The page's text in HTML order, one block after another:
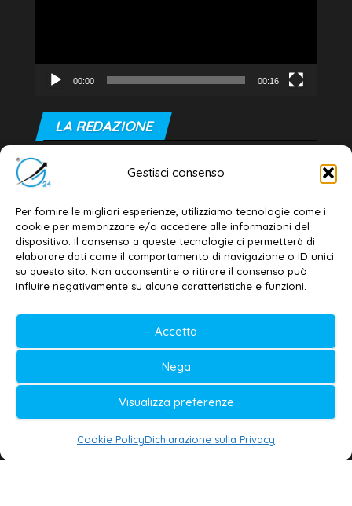
Gestisci consenso
Per fornire le migliori esperienze, utilizziamo tecnologie come i
cookie per memorizzare e/o accedere alle informazioni del
dispositivo. Il consenso a queste tecnologie ci permetterà di
elaborare dati come il comportamento di navigazione o ID unici
su questo sito. Non acconsentire o ritirare il consenso può
influire negativamente su alcune caratteristiche e funzioni.
Accetta
Nega
Visualizza preferenze
Cookie PolicyDichiarazione sulla Privacy
00:00 00:16
LA REDAZIONE
Editore e direttore responsabile:
Dott. Daniele G. Masciullo
Email: redazione@galatina24.it
Contatti –Disclaimer
Privacy policy –Cookie policy
Testata iscritta al n. 11/2020 Registro della
Stampa Tribunale di Lecce
Editore e direttore responsabile:
Daniele G. Masciullo